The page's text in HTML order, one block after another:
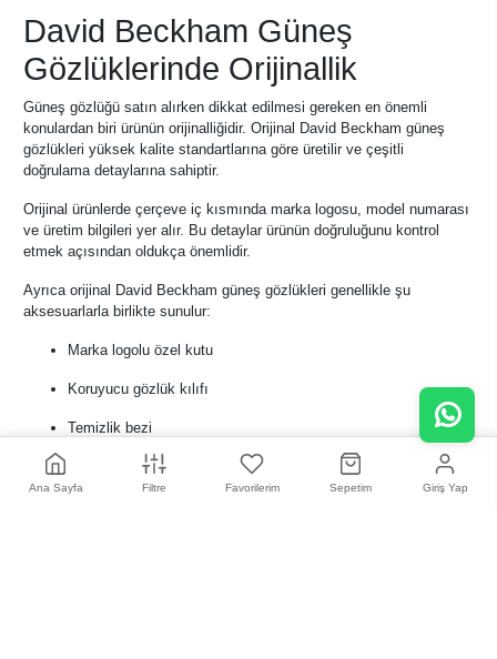
David Beckham Güneş
Gözlüklerinde Orijinallik
Güneş gözlüğü satın alırken dikkat edilmesi gereken en önemli
konulardan biri ürünün orijinalliğidir. Orijinal David Beckham güneş
gözlükleri yüksek kalite standartlarına göre üretilir ve çeşitli
doğrulama detaylarına sahiptir.
Orijinal ürünlerde çerçeve iç kısmında marka logosu, model numarası
ve üretim bilgileri yer alır. Bu detaylar ürünün doğruluğunu kontrol
etmek açısından oldukça önemlidir.
Ayrıca orijinal David Beckham güneş gözlükleri genellikle şu
aksesuarlarla birlikte sunulur:
Marka logolu özel kutu
Koruyucu gözlük kılıfı
Temizlik bezi
Ürün garanti belgeleri
Ana Sayfa Filtre Favorilerim Sepetim Giriş Yap